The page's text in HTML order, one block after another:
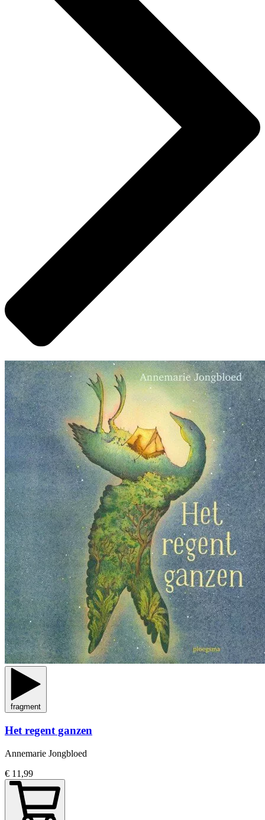
fragment
Het regent ganzen
Annemarie Jongbloed
€ 11,99